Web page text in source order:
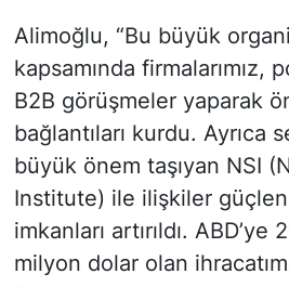
Alimoğlu, “Bu büyük
kapsamında firmalarımız,
B2B görüşmeler yaparak
bağlantıları kurdu. Ayrıca
büyük önem taşıyan NSI
Institute) ile ilişkiler
imkanları artırıldı. ABD’ye
milyon dolar olan